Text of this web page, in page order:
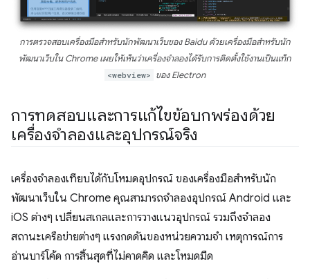
การตรวจสอบเครื่องมือสำหรับนักพัฒนาเว็บของ Baidu ด้วยเครื่องมือสำหรับนัก
พัฒนาเว็บใน Chrome เผยให้เห็นว่าเครื่องจำลองได้รับการติดตั้งใช้งานเป็นแท็ก
<webview> ของ Electron
การทดสอบและการแก้ไขข้อบกพร่องด้วย
เครื่องจำลองและอุปกรณ์จริง
เครื่องจำลองเทียบได้กับโหมดอุปกรณ์ ของเครื่องมือสำหรับนัก
พัฒนาเว็บใน Chrome คุณสามารถจำลองอุปกรณ์ Android และ
iOS ต่างๆ เปลี่ยนสเกลและการวางแนวอุปกรณ์ รวมถึงจำลอง
สถานะเครือข่ายต่างๆ แรงกดดันของหน่วยความจำ เหตุการณ์การ
อ่านบาร์โค้ด การสิ้นสุดที่ไม่คาดคิด และโหมดมืด